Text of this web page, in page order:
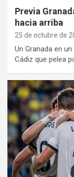
Previa
hacia arriba
25 de octubre de
Un Granada en
Cádiz que pelea